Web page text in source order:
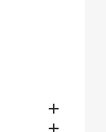

